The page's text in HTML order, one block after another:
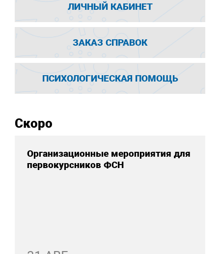
ЛИЧНЫЙ КАБИНЕТ
ЗАКАЗ СПРАВОК
ПСИХОЛОГИЧЕСКАЯ ПОМОЩЬ
Скоро
Организационные мероприятия для
первокурсников ФСН